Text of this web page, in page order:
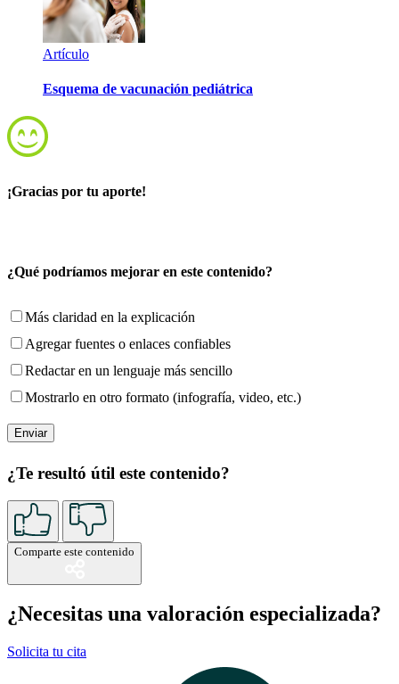
Artículo
Esquema de vacunación pediátrica
¡Gracias por tu aporte!
¿Qué podríamos mejorar en este contenido?
Más claridad en la explicación
Agregar fuentes o enlaces confiables
Redactar en un lenguaje más sencillo
Mostrarlo en otro formato (infografía, video, etc.)
¿Te resultó útil este contenido?
Comparte este contenido
¿Necesitas una valoración especializada?
Solicita tu cita